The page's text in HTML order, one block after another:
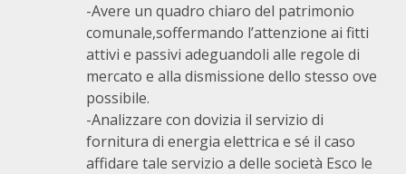
-Avere un quadro chiaro del patrimonio
comunale,soffermando l’attenzione ai fitti
attivi e passivi adeguandoli alle regole di
mercato e alla dismissione dello stesso ove
possibile.
-Analizzare con dovizia il servizio di
fornitura di energia elettrica e sé il caso
affidare tale servizio a delle società Esco le